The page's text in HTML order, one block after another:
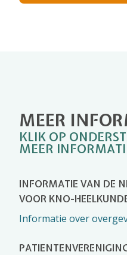
MEER
KLIK OP
MEER
INFORMATIE VAN DE
VOOR KNO-
Informatie over